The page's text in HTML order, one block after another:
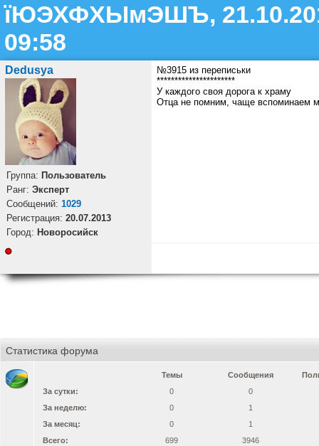
їЮЭХФХЫмЭШЪ,
09:58
Dedusya
Группа: Пользователь
Ранг: Эксперт
Cообщений: 1029
Регистрация: 20.07.2013
Город: Новоросийск
№3915 из переписьки
**********************
У каждого своя дорога к храму
Отца не помним, чаще вспоминаем
Статистика форума
Темы Сообщения
За сутки:
0
0
За неделю:
0
1
За месяц:
0
1
Всего:
699
3946